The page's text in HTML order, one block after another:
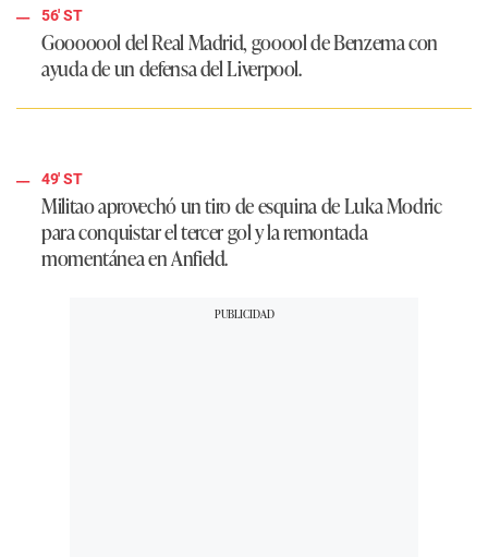
56' ST
Gooooool del Real Madrid, gooool de Benzema con
ayuda de un defensa del Liverpool.
49' ST
Militao aprovechó un tiro de esquina de Luka Modric
para conquistar el tercer gol y la remontada
momentánea en Anfield.